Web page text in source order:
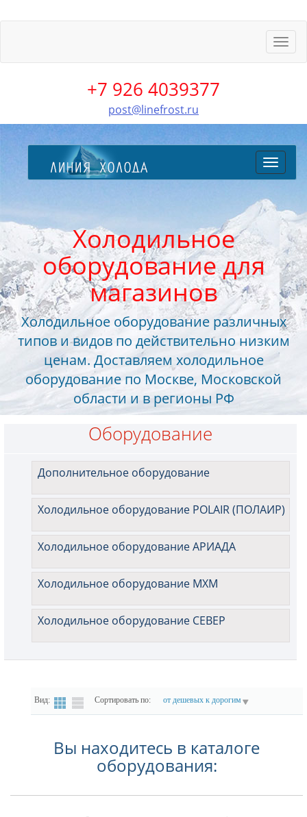
меню
+7 926 4039377
post@linefrost.ru
меню
Холодильное
оборудование для
магазинов
Холодильное оборудование различных
типов и видов по действительно низким
ценам. Доставляем холодильное
оборудование по Москве, Московской
области и в регионы РФ
Оборудование
Дополнительное оборудование
Холодильное оборудование POLAIR (ПОЛАИР)
Холодильное оборудование АРИАДА
Холодильное оборудование МХМ
Холодильное оборудование СЕВЕР
Вид: Сортировать по: от дешевых к дорогим
Вы находитесь в каталоге
оборудования: